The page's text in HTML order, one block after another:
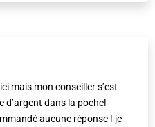
mais mon conseiller s’est
d’argent dans la poche!
aucune réponse ! je